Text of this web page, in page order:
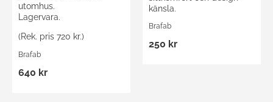
utomhus.
Lagervara.
(Rek. pris 720 kr.)
Brafab
640 kr
känsla.
Brafab
250 kr